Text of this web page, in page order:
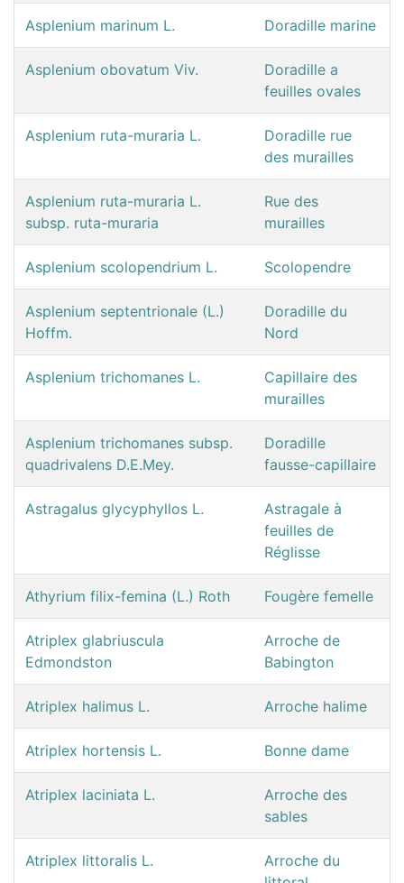
Asplenium marinum L. Doradille marine
Asplenium obovatum Viv.
Doradille a
feuilles ovales
Asplenium ruta-muraria L.
Doradille rue
des murailles
Asplenium ruta-muraria L.
subsp. ruta-muraria
Rue des
murailles
Asplenium scolopendrium L. Scolopendre
Asplenium septentrionale (L.)
Hoffm.
Doradille du
Nord
Asplenium trichomanes L.
Capillaire des
murailles
Asplenium trichomanes subsp.
quadrivalens D.E.Mey.
Doradille
fausse-capillaire
Astragalus glycyphyllos L.
Astragale à
feuilles de
Réglisse
Athyrium filix-femina (L.) Roth Fougère femelle
Atriplex glabriuscula
Edmondston
Arroche de
Babington
Atriplex halimus L. Arroche halime
Atriplex hortensis L. Bonne dame
Atriplex laciniata L.
Arroche des
sables
Atriplex littoralis L.
Arroche du